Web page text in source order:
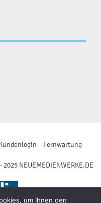
Fernwartung
NEUEMEDIENWERKE.DE
um Ihnen den